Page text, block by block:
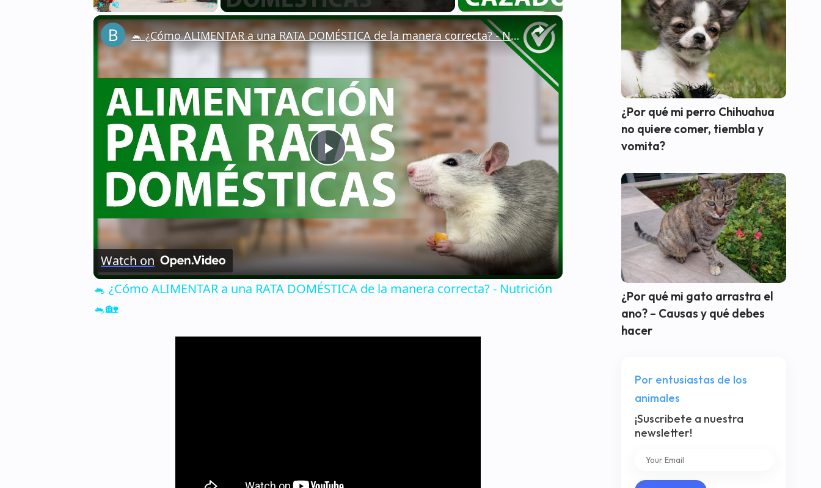
Play Unmute Fullscreen ×
Play
Video
🐁 ¿Cómo ALIMENTAR a una RATA DOMÉSTICA de la manera correcta? - Nutrición 🐁🏡
Watch on
🐁 ¿Cómo ALIMENTAR a una RATA DOMÉSTICA de la manera correcta? - Nutrición
🐁🏡
¿Por qué mi perro Chihuahua
no quiere comer, tiembla y
vomita?
¿Por qué mi gato arrastra el
ano? – Causas y qué debes
hacer
Por entusiastas de los
animales
¡Suscribete a nuestra
newsletter!